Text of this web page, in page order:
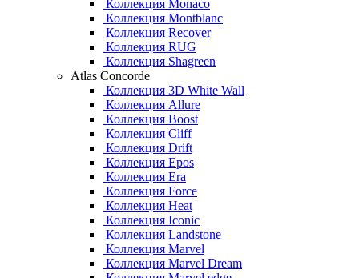
Коллекция Monaco
Коллекция Montblanc
Коллекция Recover
Коллекция RUG
Коллекция Shagreen
Atlas Concorde
Коллекция 3D White Wall
Коллекция Allure
Коллекция Boost
Коллекция Cliff
Коллекция Drift
Коллекция Epos
Коллекция Era
Коллекция Force
Коллекция Heat
Коллекция Iconic
Коллекция Landstone
Коллекция Marvel
Коллекция Marvel Dream